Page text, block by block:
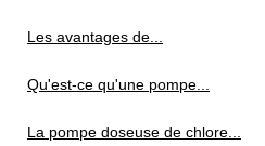
Les avantages de...
Qu'est-ce qu'une pompe...
La pompe doseuse de chlore...